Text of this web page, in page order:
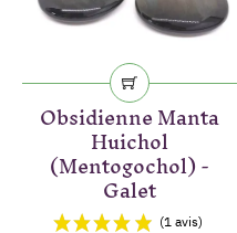
Obsidienne Manta
Huichol
(Mentogochol) -
Galet